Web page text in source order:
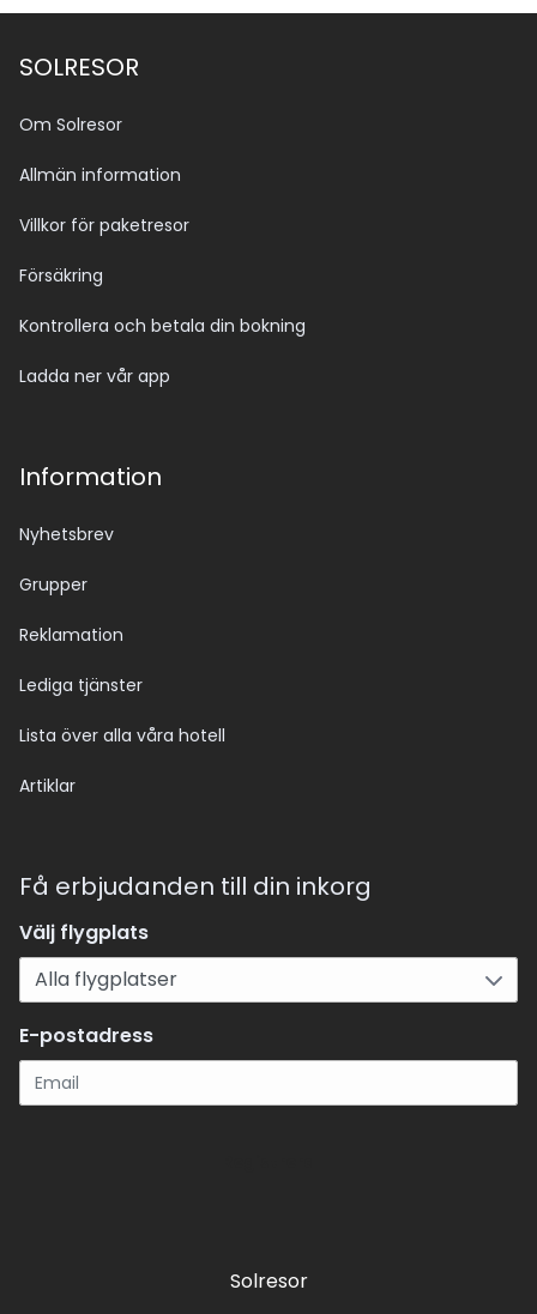
SOLRESOR
Om Solresor
Allmän information
Villkor för paketresor
Försäkring
Kontrollera och betala din bokning
Ladda ner vår app
Information
Nyhetsbrev
Grupper
Reklamation
Lediga tjänster
Lista över alla våra hotell
Artiklar
Få erbjudanden till din inkorg
Välj flygplats
E-postadress
Solresor